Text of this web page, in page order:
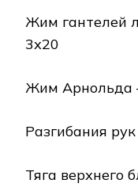
Жим гантелей
3х20
Жим Арнольда
Разгибания
Тяга верхнего